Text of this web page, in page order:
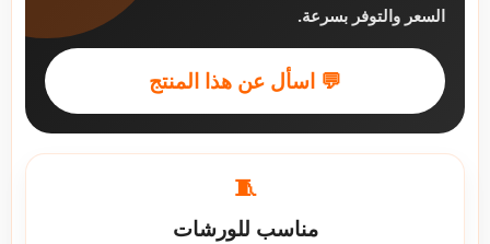
السعر والتوفر بسرعة.
💬 اسأل عن هذا المنتج
🧵
مناسب للورشات